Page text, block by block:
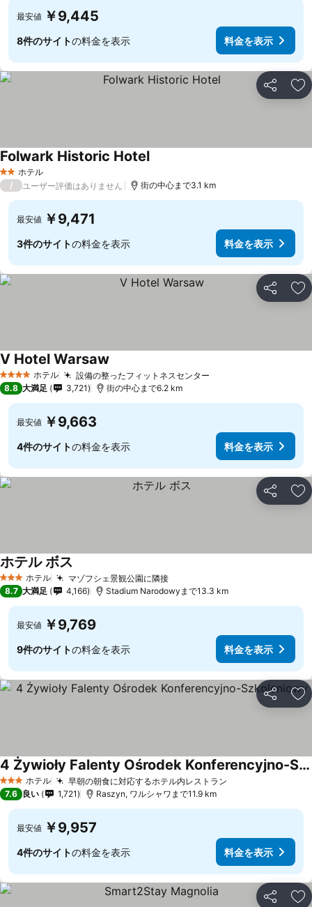
最安値 ￥9,445
8件のサイトの料金を表示 料金を表示
シェア お
2 ホテルのランク
ホテル
Folwark Historic Hotel料金を表示
/ ユーザー評価はありません 街の中心まで3.1 km
最安値 ￥9,471
3件のサイトの料金を表示 料金を表示
シェア お
4 ホテルのランク
ホテル 設備の整ったフィットネスセンター
V Hotel Warsaw
8.8 大満足 3,721 街の中心まで6.2 km
最安値 ￥9,663
4件のサイトの料金を表示 料金を表示
シェア お
3 ホテルのランク
ホテル マゾフシェ景観公園に隣接料金を表示
ホテル ボス
8.7 大満足 4,166 Stadium Narodowyまで13.3 km
最安値 ￥9,769
9件のサイトの料金を表示 料金を表示
シェア お
3 ホテルのランク
ホテル 早朝の朝食に対応するホテル内レストラン
4 Żywioły Falenty Ośrodek Konferencyjno-Szkoleniowy
料金を表示
7.6 良い 1,721 Raszyn, ワルシャワまで11.9 km
最安値 ￥9,957
4件のサイトの料金を表示 料金を表示
シェア お